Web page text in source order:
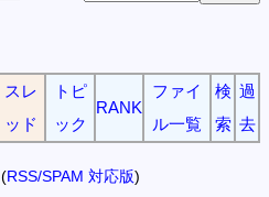
スレ
ッド
トピ
ック
RANK
ファイ
ル一覧
検
索
過
去
(RSS/SPAM 対応版)